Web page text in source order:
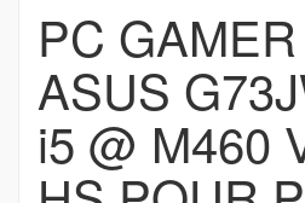
PC
ASUS
i5 @ M460